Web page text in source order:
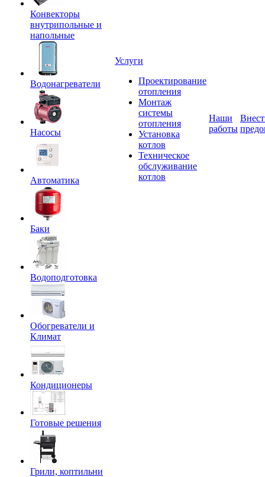
Конвекторы
внутрипольные и
напольные
Водонагреватели
Насосы
Автоматика
Баки
Водоподготовка
Обогреватели и
Климат
Кондиционеры
Готовые решения
Грили, коптильни
Услуги
Проектирование
отопления
Монтаж
системы
отопления
Установка
котлов
Техническое
обслуживание
котлов
Наши
работы